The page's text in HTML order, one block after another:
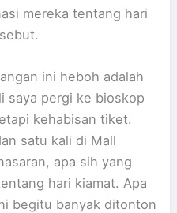
mereka tentang hari
ini heboh adalah
saya pergi ke bioskop
kehabisan tiket.
satu kali di Mall
apa sih yang
hari kiamat. Apa
begitu banyak ditonton